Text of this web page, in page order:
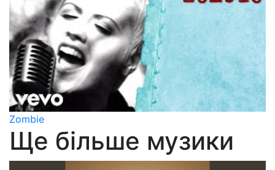
Zombie
Ще більше музики